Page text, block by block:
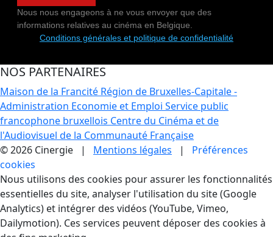
Nous nous engageons à ne vous envoyer que des
informations relatives au cinéma en Belgique.
Conditions générales et politique de confidentialité
NOS PARTENAIRES
Maison de la Francité Région de Bruxelles-Capitale -
Administration Economie et Emploi Service public
francophone bruxellois Centre du Cinéma et de
l'Audiovisuel de la Communauté Française
© 2026 Cinergie | Mentions légales | Préférences
cookies
Gestion des Cookies
Nous utilisons des cookies pour assurer les fonctionnalités
essentielles du site, analyser l'utilisation du site (Google
Analytics) et intégrer des vidéos (YouTube, Vimeo,
Dailymotion). Ces services peuvent déposer des cookies à